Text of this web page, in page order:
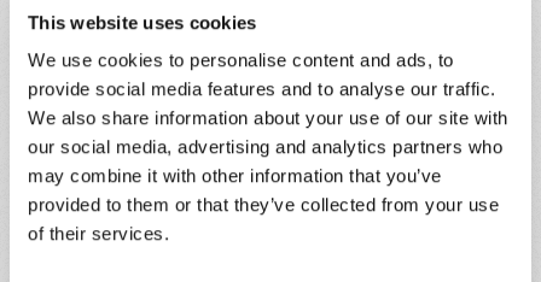
This website uses cookies
We use cookies to personalise content and ads, to
provide social media features and to analyse our traffic.
We also share information about your use of our site with
our social media, advertising and analytics partners who
may combine it with other information that you’ve
provided to them or that they’ve collected from your use
of their services.
Hideea SRL, in collaborazione con Xplica SRL, Ente
di formazione accreditato Regione Lazio e
certificato ISO 9001.
Garanzia dei certificati:
Hideea Srl garantisce la validità legale dei corsi
pubblicati sul portale Impresa8108 e a tutela dei
corsisti rende liberamente consultabili e scaricabili